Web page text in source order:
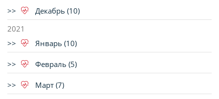
Декабрь (10)
2021
Январь (10)
Февраль (5)
Март (7)